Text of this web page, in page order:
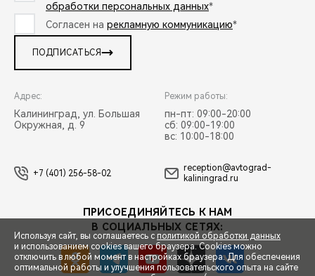
обработки персональных данных*
Согласен на рекламную коммуникацию*
ПОДПИСАТЬСЯ
Адрес:
Калининград, ул. Большая
Окружная, д. 9
Режим работы:
пн-пт: 09:00-20:00
сб: 09:00-19:00
вс: 10:00-18:00
+7 (401) 256-58-02
reception@avtograd-
kaliningrad.ru
ПРИСОЕДИНЯЙТЕСЬ К НАМ
В СОЦИАЛЬНЫХ СЕТЯХ:
Используя сайт, вы соглашаетесь с политикой обработки данных
и использованием cookies вашего браузера. Cookies можно
отключить в любой момент в настройках браузера. Для обеспечения
оптимальной работы и улучшения пользовательского опыта на сайте